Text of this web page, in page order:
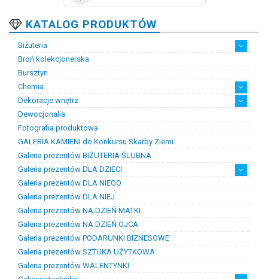
KATALOG PRODUKTÓW
Biżuteria
Artystyczna biżuteria srebrna
Biżuteria damska
Biżuteria dawna
Biżuteria dziecięca
Biżuteria inteligentna
Biżuteria miejska
Biżuteria męska
Biżuteria na zamówienie
Biżuteria rodowa
Biżuteria sakralna
Biżuteria srebrna
Biżuteria stalowa
Biżuteria stomatologiczna
Biżuteria sztuczna
Biżuteria unikatowa
Biżuteria z bursztynem
Biżuteria z diamentami
Biżuteria złota
Biżuteria ślubna
Obrączki ślubne
Broń kolekcjonerska
Bursztyn
Chemia
Chemia złotnicza
Ciecze probiercze
Kleje
Pasty i proszki do lutowania
Dekoracje wnętrz
Figurki
Lampy i plafony
Świeczniki
Dewocjonalia
Fotografia produktowa
GALERIA KAMIENI do Konkursu Skarby Ziemi
Galeria prezentów BIŻUTERIA ŚLUBNA
Galeria prezentów DLA DZIECI
Prezenty na chrzest i narodziny dzieci
Prezenty na komunię
Galeria prezentów DLA NIEGO
Galeria prezentów DLA NIEJ
Galeria prezentów NA DZIEŃ MATKI
Galeria prezentów NA DZIEŃ OJCA
Galeria prezentów PODARUNKI BIZNESOWE
Galeria prezentów SZTUKA UŻYTKOWA
Galeria prezentów WALENTYNKI